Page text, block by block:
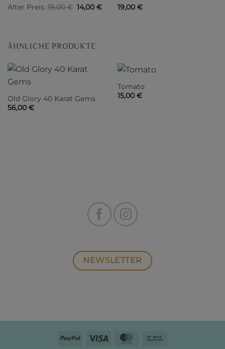
Alter Preis: 19,00€ Ursprünglicher
Preis
14,00 €Aktueller
19,00 €
ÄHNLICHE PRODUKTE
Old Glory 40 Karat Gems
56,00 €
Tomato
15,00 €
NEWSLETTER
PayPal Visa MasterCard